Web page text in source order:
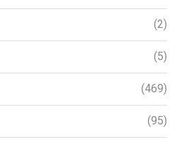
(2)
(5)
(469)
(95)